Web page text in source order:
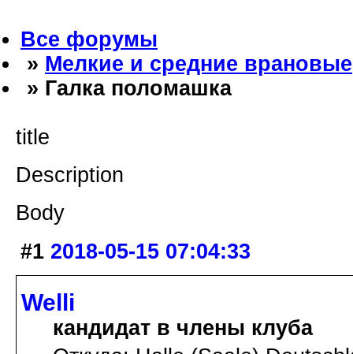
Все форумы
» Мелкие и средние врановые
» Галка поломашка
title
Description
Body
#1 2018-05-15 07:04:33
Welli
кандидат в члены клуба